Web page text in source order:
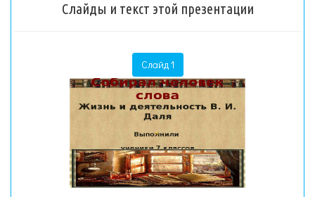
Слайды и текст этой презентации
Слайд 1